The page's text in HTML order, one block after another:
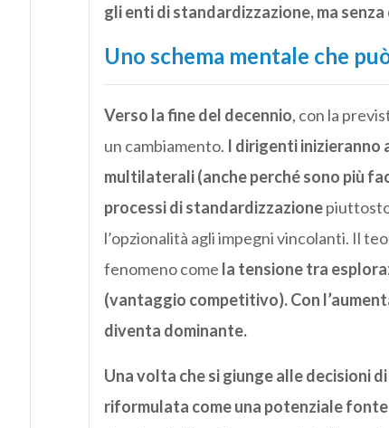
gli enti di standardizzazione, ma
Uno schema mentale che
Verso la fine del decennio, con la
un cambiamento. I dirigenti
multilaterali (anche perché sono più
processi di standardizzazionepiuttosto
l’opzionalità agli impegni vincolanti. Il
fenomeno come la tensione tra
(vantaggio competitivo). Con
diventa dominante.
Una volta che si giunge alle decisioni
riformulata come una potenziale